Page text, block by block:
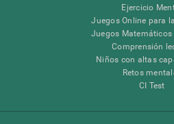
Ejercicio
Juegos Online para
Juegos Matemáticos
Comprensión
Niños con altas
Retos
CI Test